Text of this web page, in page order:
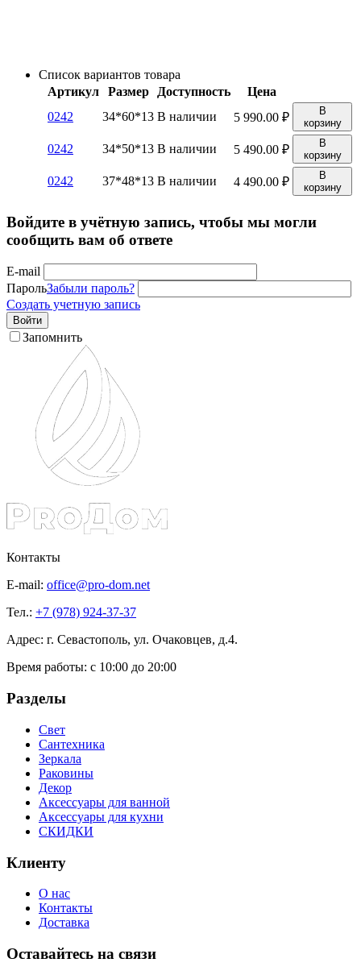
Список вариантов товара
Артикул
Размер Доступность
Цена
0242
34*60*13 В наличии 5 990.00 ₽
В
корзину
0242 34*50*13 В наличии 5 490.00 ₽
В
корзину
0242 37*48*13 В наличии 4 490.00 ₽
В
корзину
Войдите в учётную запись, чтобы мы могли
сообщить вам об ответе
E-mail
ПарольЗабыли пароль?
Создать учетную запись
Войти
Запомнить
Контакты
E-mail: office@pro-dom.net
Тел.: +7 (978) 924-37-37
Адрес: г. Севастополь, ул. Очаковцев, д.4.
Время работы: с 10:00 до 20:00
Разделы
Свет
Сантехника
Зеркала
Раковины
Декор
Аксессуары для ванной
Аксессуары для кухни
СКИДКИ
Клиенту
О нас
Контакты
Доставка
Оставайтесь на связи